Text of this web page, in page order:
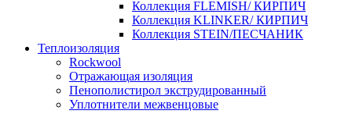
Коллекция FLEMISH/ КИРПИЧ
Коллекция KLINKER/ КИРПИЧ
Коллекция STEIN/ПЕСЧАНИК
Теплоизоляция
Rockwool
Отражающая изоляция
Пенополистирол экструдированный
Уплотнители межвенцовые